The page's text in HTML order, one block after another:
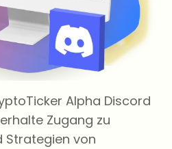
Alpha Discord
Zugang zu
Strategien von